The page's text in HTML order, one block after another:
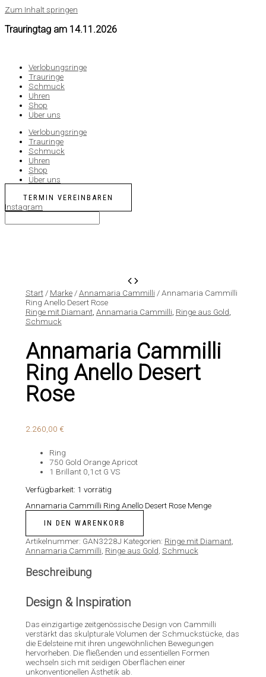
Zum Inhalt springen
Trauringtag am 14.11.2026
Verlobungsringe
Trauringe
Schmuck
Uhren
Shop
Über uns
Verlobungsringe
Trauringe
Schmuck
Uhren
Shop
Über uns
TERMIN VEREINBAREN
Instagram
Start/ Marke/Annamaria Cammilli / Annamaria Cammilli
Ring Anello Desert Rose
Ringe mit Diamant, Annamaria Cammilli, Ringe aus Gold,
Schmuck
Annamaria Cammilli
Ring Anello Desert
Rose
2.260,00 €
Ring
750 Gold Orange Apricot
1 Brillant 0,1ct G VS
Verfügbarkeit: 1 vorrätig
Annamaria Cammilli Ring Anello Desert Rose Menge
IN DEN WARENKORB
Artikelnummer: GAN3228J Kategorien: Ringe mit Diamant,
Annamaria Cammilli Ringe aus Gold Schmuck
Beschreibung
Design & Inspiration
Das einzigartige zeitgenössische Design von Cammilli
verstärkt das skulpturale Volumen der Schmuckstücke, das
die Edelsteine mit ihren ungewöhnlichen Bewegungen
hervorheben. Die fließenden und essentiellen Formen
wechseln sich mit seidigen Oberflächen einer
unkonventionellen Ästhetik ab.